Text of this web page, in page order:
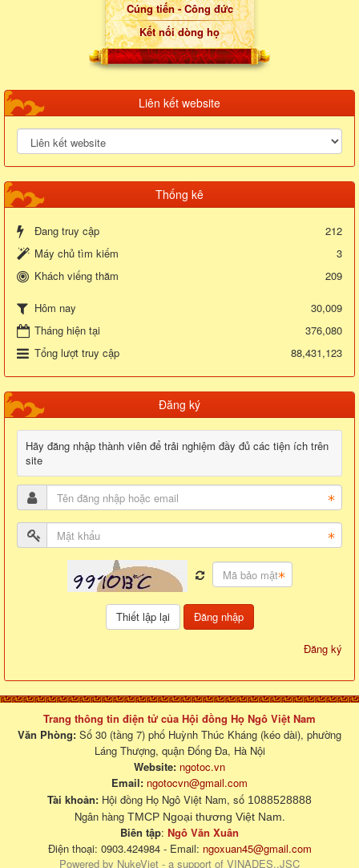
Cúng tiến - Công đức
Kết nối dòng họ
Liên kết website
Thống kê
Đang truy cập
212
Máy chủ tìm kiếm
3
Khách viếng thăm
209
Hôm nay
30,009
Tháng hiện tại
376,080
Tổng lượt truy cập
88,431,123
Đăng ký
Hãy đăng nhập thành viên để trải nghiệm đầy đủ các tiện ích trên
site
Đăng nhập
Đăng ký
Trang thông tin điện tử của Hội đồng Họ Ngô Việt Nam
Văn Phòng: Số 30 (tầng 7) phố Huỳnh Thúc Kháng (kéo dài), phường
Láng Thượng, quận Đống Đa, Hà Nội
Website: ngotoc.vn
Email: ngotocvn@gmail.com
Tài khoản: Hội đồng Họ Ngô Việt Nam, số 1088528888
Ngân hàng TMCP Ngoại thương Việt Nam.
Biên tập: Ngô Văn Xuân
Điện thoại: 0903.424984 - Email: ngoxuan45@gmail.com
Powered by NukeViet - a support of VINADES.,JSC